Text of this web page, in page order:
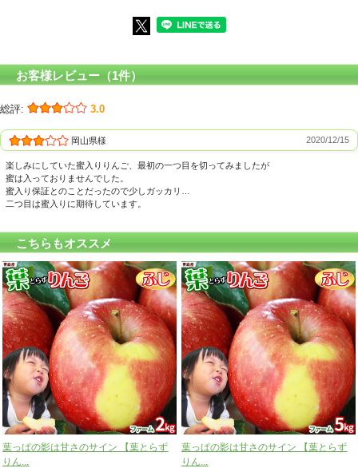
お客様レビュー（1件）
総評: 3.0
岡山県様 2020/12/15
楽しみにしていた蜜入りりんご、最初の一つ目を切ってみましたが
蜜は入っておりませんでした。
蜜入り保証とのことだったので少しガッカリ…
二つ目は蜜入りに期待しています。
こちらもオススメ
葉っぱの影は甘さのサイン 【葉とらず
りん...
葉っぱの影は甘さのサイン 【葉とらず
りん...